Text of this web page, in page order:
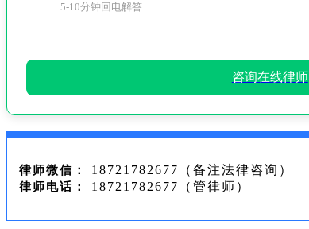
5-10分钟回电解答
咨询在线律师
律师微信： 18721782677（备注法律咨询）
律师电话： 18721782677（管律师）